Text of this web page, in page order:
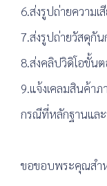
6.ส่งรูปถ่ายความ
7.ส่งรูปถ่ายวัสดุกั
8.ส่งคลิปวิดิโอขั้น
9.แจ้งเคลมสินค้าภ
กรณีที่หลักฐานและ
ขอขอบพระคุณสำ